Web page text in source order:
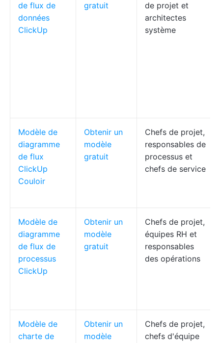
de flux de
données
ClickUp
gratuit
de projet et
architectes
système
Modèle de
diagramme
de flux
ClickUp
Couloir
Obtenir un
modèle
gratuit
Chefs de projet,
responsables de
processus et
chefs de service
Modèle de
diagramme
de flux de
processus
ClickUp
Obtenir un
modèle
gratuit
Chefs de projet,
équipes RH et
responsables
des opérations
Modèle de
charte de
Obtenir un
modèle
Chefs de projet,
chefs d'équipe